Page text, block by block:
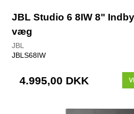
JBL Studio 6 8IW 8"
væg
JBL
JBLS68IW
4.995,00 DKK